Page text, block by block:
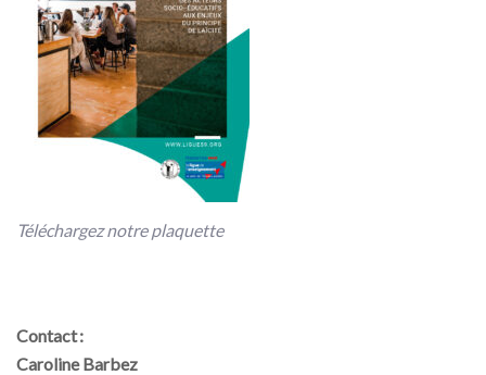
Téléchargez notre plaquette
Contact :
Caroline Barbez